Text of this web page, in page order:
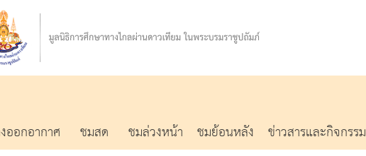
ออกอากาศ ชมสด ชมล่วงหน้า ชมย้อนหลัง ข่าวสารและกิจกรรม